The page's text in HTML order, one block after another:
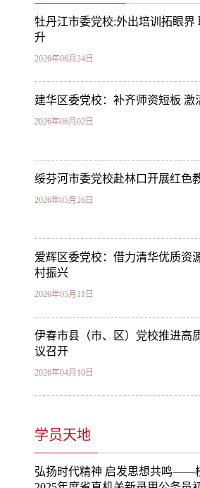
牡丹江市委党校:外出培训拓眼界
升
2026年06月24日
建华区委
2026年06月02日
绥芬河市委党校赴林口开展红色
2026年05月26日
爱辉区委党校：借力清华优质资源 赋能边疆
村振兴
2026年05月11日
伊春市县（市、区）党校推进高
议召开
2026年04月10日
学员天地
弘扬时代精神 启发思想共鸣——校（院）组织